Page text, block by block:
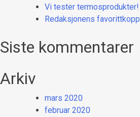
Vi tester termosprodukter!
Redaksjonens favorittkopp
Siste kommentarer
Arkiv
mars 2020
februar 2020